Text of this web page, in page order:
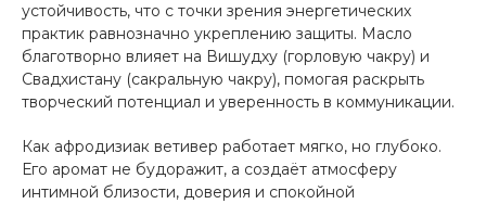
устойчивость, что с точки зрения энергетических
практик равнозначно укреплению защиты. Масло
благотворно влияет на Вишудху (горловую чакру) и
Свадхистану (сакральную чакру), помогая раскрыть
творческий потенциал и уверенность в коммуникации.
Как афродизиак ветивер работает мягко, но глубоко.
Его аромат не будоражит, а создаёт атмосферу
интимной близости, доверия и спокойной